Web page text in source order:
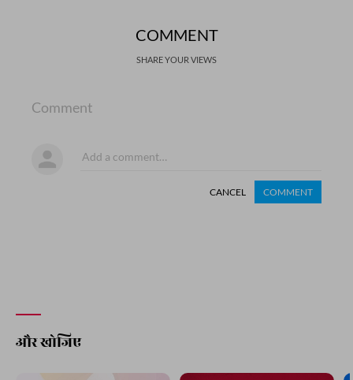
COMMENT
SHARE YOUR VIEWS
Comment
CANCEL COMMENT
और खोजिए